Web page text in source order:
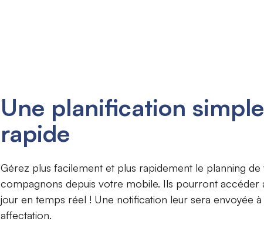
Une planification
rapide
Gérez plus facilement et plus rapidement le planning de
compagnons depuis votre mobile. Ils pourront accéder
jour en temps réel ! Une notification leur sera envoyée
affectation.